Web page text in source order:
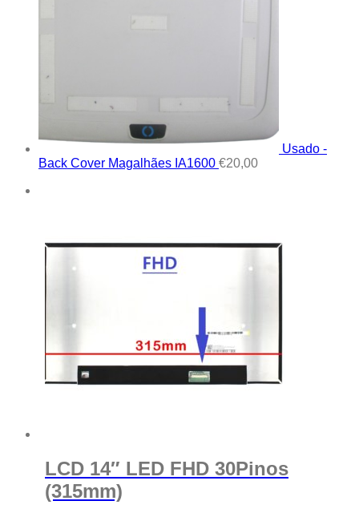
Usado -
Back Cover Magalhães IA1600 €20,00
LCD 14″ LED FHD 30Pinos
(315mm)